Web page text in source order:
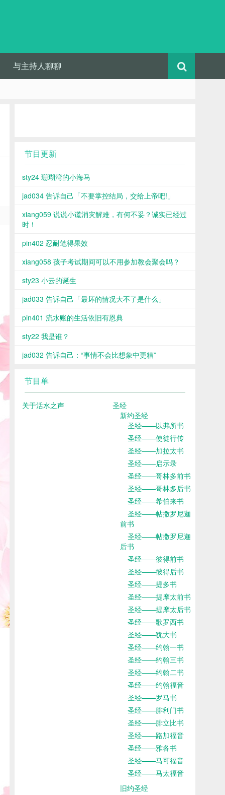
与主持人聊聊
节目更新
sty24 珊瑚湾的小海马
jad034 告诉自己「不要掌控结局，交给上帝吧!」
xiang059 说说小谎消灾解难，有何不妥？诚实已经过
时！
pin402 忍耐笔得果效
xiang058 孩子考试期间可以不用参加教会聚会吗？
sty23 小云的诞生
jad033 告诉自己「最坏的情况大不了是什么」
pin401 流水账的生活依旧有恩典
sty22 我是谁？
jad032 告诉自己：“事情不会比想象中更糟”
节目单
关于活水之声
圣经
新约圣经
圣经——以弗所书
圣经——使徒行传
圣经——加拉太书
圣经——启示录
圣经——哥林多前书
圣经——哥林多后书
圣经——希伯来书
圣经——帖撒罗尼迦
前书
圣经——帖撒罗尼迦
后书
圣经——彼得前书
圣经——彼得后书
圣经——提多书
圣经——提摩太前书
圣经——提摩太后书
圣经——歌罗西书
圣经——犹大书
圣经——约翰一书
圣经——约翰三书
圣经——约翰二书
圣经——约翰福音
圣经——罗马书
圣经——腓利门书
圣经——腓立比书
圣经——路加福音
圣经——雅各书
圣经——马可福音
圣经——马太福音
旧约圣经